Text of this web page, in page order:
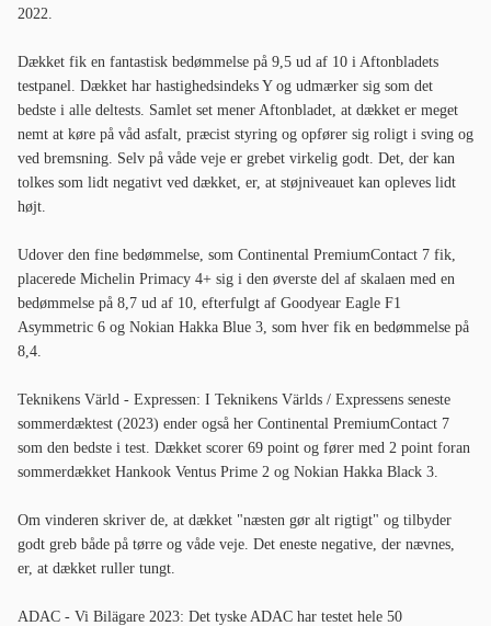
2022.
Dækket fik en fantastisk bedømmelse på 9,5 ud af 10 i Aftonbladets
testpanel. Dækket har hastighedsindeks Y og udmærker sig som det
bedste i alle deltests. Samlet set mener Aftonbladet, at dækket er meget
nemt at køre på våd asfalt, præcist styring og opfører sig roligt i sving og
ved bremsning. Selv på våde veje er grebet virkelig godt. Det, der kan
tolkes som lidt negativt ved dækket, er, at støjniveauet kan opleves lidt
højt.
Udover den fine bedømmelse, som Continental PremiumContact 7 fik,
placerede Michelin Primacy 4+ sig i den øverste del af skalaen med en
bedømmelse på 8,7 ud af 10, efterfulgt af Goodyear Eagle F1
Asymmetric 6 og Nokian Hakka Blue 3, som hver fik en bedømmelse på
8,4.
Teknikens Värld - Expressen: I Teknikens Världs / Expressens seneste
sommerdæktest (2023) ender også her Continental PremiumContact 7
som den bedste i test. Dækket scorer 69 point og fører med 2 point foran
sommerdækket Hankook Ventus Prime 2 og Nokian Hakka Black 3.
Om vinderen skriver de, at dækket "næsten gør alt rigtigt" og tilbyder
godt greb både på tørre og våde veje. Det eneste negative, der nævnes,
er, at dækket ruller tungt.
ADAC - Vi Bilägare 2023: Det tyske ADAC har testet hele 50